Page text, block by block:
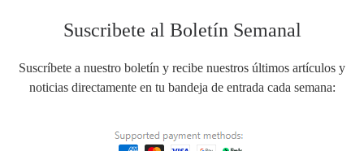
Suscribete al Boletín Semanal
Suscríbete a nuestro boletín y recibe nuestros últimos artículos y
noticias directamente en tu bandeja de entrada cada semana: